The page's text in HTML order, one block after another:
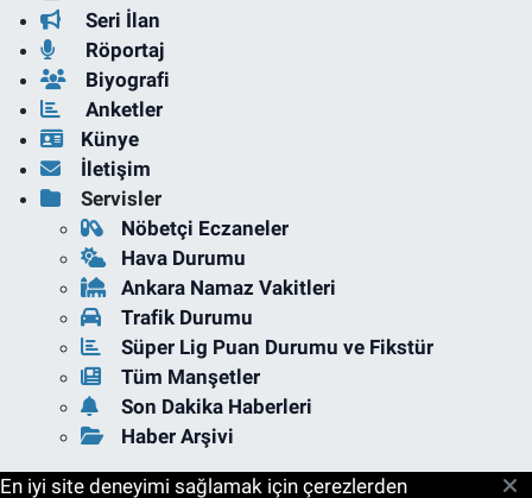
Seri İlan
Röportaj
Biyografi
Anketler
Künye
İletişim
Servisler
Nöbetçi Eczaneler
Hava Durumu
Ankara Namaz Vakitleri
Trafik Durumu
Süper Lig Puan Durumu ve Fikstür
Tüm Manşetler
Son Dakika Haberleri
Haber Arşivi
En iyi site deneyimi sağlamak için çerezlerden